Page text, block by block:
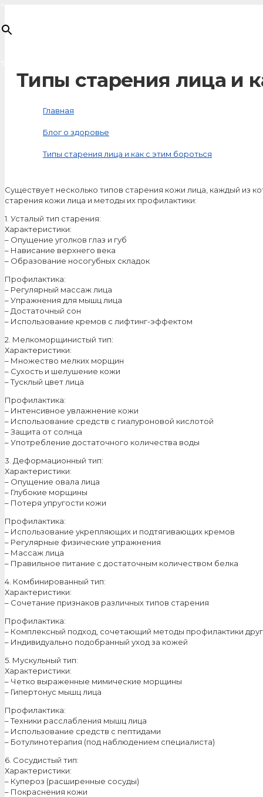
Типы старения лица и
Главная
Блог о здоровье
Типы старения лица и как с этим бороться
Существует несколько типов старения кожи лица, каждый из
старения кожи лица и методы их профилактики:
1. Усталый тип старения:
Характеристики:
– Опущение уголков глаз и губ
– Нависание верхнего века
– Образование носогубных складок
Профилактика:
– Регулярный массаж лица
– Упражнения для мышц лица
– Достаточный сон
– Использование кремов с лифтинг-эффектом
2. Мелкоморщинистый тип:
Характеристики:
– Множество мелких морщин
– Сухость и шелушение кожи
– Тусклый цвет лица
Профилактика:
– Интенсивное увлажнение кожи
– Использование средств с гиалуроновой кислотой
– Защита от солнца
– Употребление достаточного количества воды
3. Деформационный тип:
Характеристики:
– Опущение овала лица
– Глубокие морщины
– Потеря упругости кожи
Профилактика:
– Использование укрепляющих и подтягивающих кремов
– Регулярные физические упражнения
– Массаж лица
– Правильное питание с достаточным количеством белка
4. Комбинированный тип:
Характеристики:
– Сочетание признаков различных типов старения
Профилактика:
– Комплексный подход, сочетающий методы профилактики
– Индивидуально подобранный уход за кожей
5. Мускульный тип:
Характеристики:
– Четко выраженные мимические морщины
– Гипертонус мышц лица
Профилактика:
– Техники расслабления мышц лица
– Использование средств с пептидами
– Ботулинотерапия (под наблюдением специалиста)
6. Сосудистый тип:
Характеристики:
– Купероз (расширенные сосуды)
– Покраснения кожи